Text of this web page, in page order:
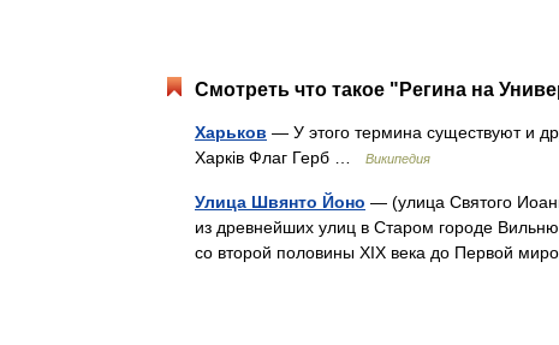
Смотреть что такое "Регина на
Харьков — У этого термина существуют и
Харків Флаг Герб …
Википедия
Улица Швянто Йоно — (улица Святого
из древнейших улиц в Старом городе
со второй половины XIX века до Первой